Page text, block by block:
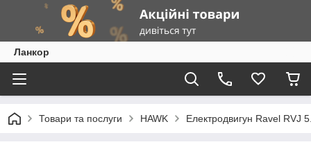
Ланкор
Товари та послуги HAWK Електродвигун Ravel RVJ